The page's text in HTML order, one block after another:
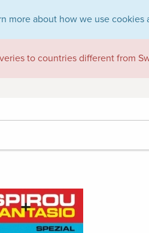
more about how we use
to countries different from